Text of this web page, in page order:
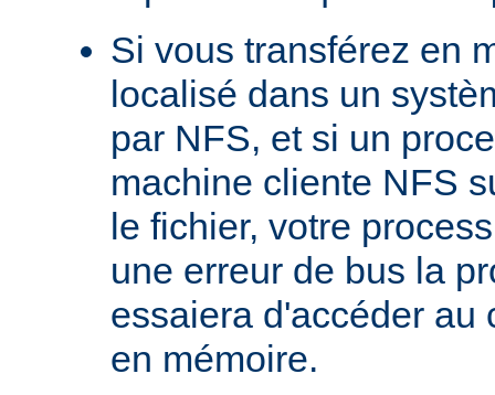
Si vous transférez en
localisé dans un
par NFS, et si un
machine cliente NFS
le fichier, votre
une erreur de bus la
essaiera d'accéder au
en mémoire.